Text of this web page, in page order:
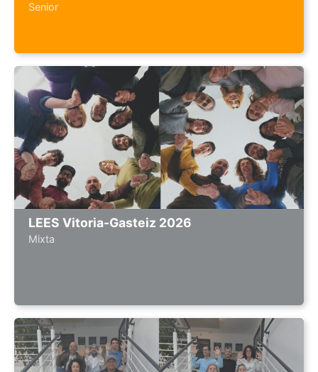
Senior
LEES Vitoria-Gasteiz 2026
Mixta